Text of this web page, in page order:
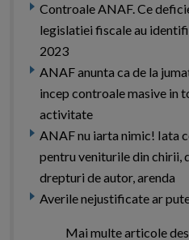
Controale ANAF. Ce
legislatiei fiscale au
2023
ANAF anunta ca de la
incep controale masive in
activitate
ANAF nu iarta nimic! Iata
pentru veniturile din chirii,
drepturi de autor, arenda
Averile nejustificate ar
Mai multe articole